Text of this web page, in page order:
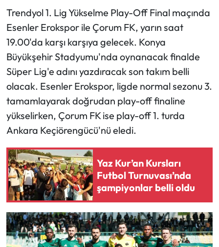
Trendyol 1. Lig Yükselme Play-Off Final maçında
Esenler Erokspor ile Çorum FK, yarın saat
19.00'da karşı karşıya gelecek. Konya
Büyükşehir Stadyumu'nda oynanacak finalde
Süper Lig'e adını yazdıracak son takım belli
olacak. Esenler Erokspor, ligde normal sezonu 3.
tamamlayarak doğrudan play-off finaline
yükselirken, Çorum FK ise play-off 1. turda
Ankara Keçiörengücü'nü eledi.
Yaz Kur’an Kursları
Futbol Turnuvası’nda
şampiyonlar belli oldu
Kimdir?
Kültür Sanat
Laçin Haberleri
Magazin
Mecitözü Haberleri
Oğuzlar Haberleri
Ortaköy Haberleri
Osmancık Haberleri
Resmi İlan